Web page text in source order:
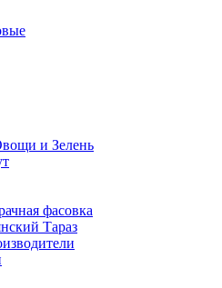
и Зелень
фасовка
Тараз